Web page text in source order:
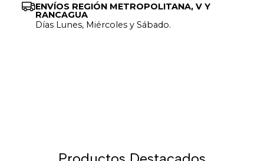
ENVÍOS REGIÓN METROPOLITANA, V Y
RANCAGUA
Días Lunes, Miércoles y Sábado.